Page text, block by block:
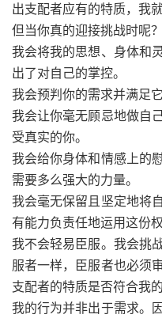
出支配者应有的特质，我
但当你真的迎接挑战时呢？
我会将我的思想、身体和
出了对自己的掌控。
我会预判你的需求并满足它
我会让你毫无顾忌地做自
受真实的你。
我会给你身体和情感上的
需要多么强大的力量。
我会毫无保留且坚定地将
有能力负责任地运用这份权
我不会轻易臣服。我会挑
服者一样，臣服者也必须
支配者的特质是否符合我的
我的行为并非出于需求。